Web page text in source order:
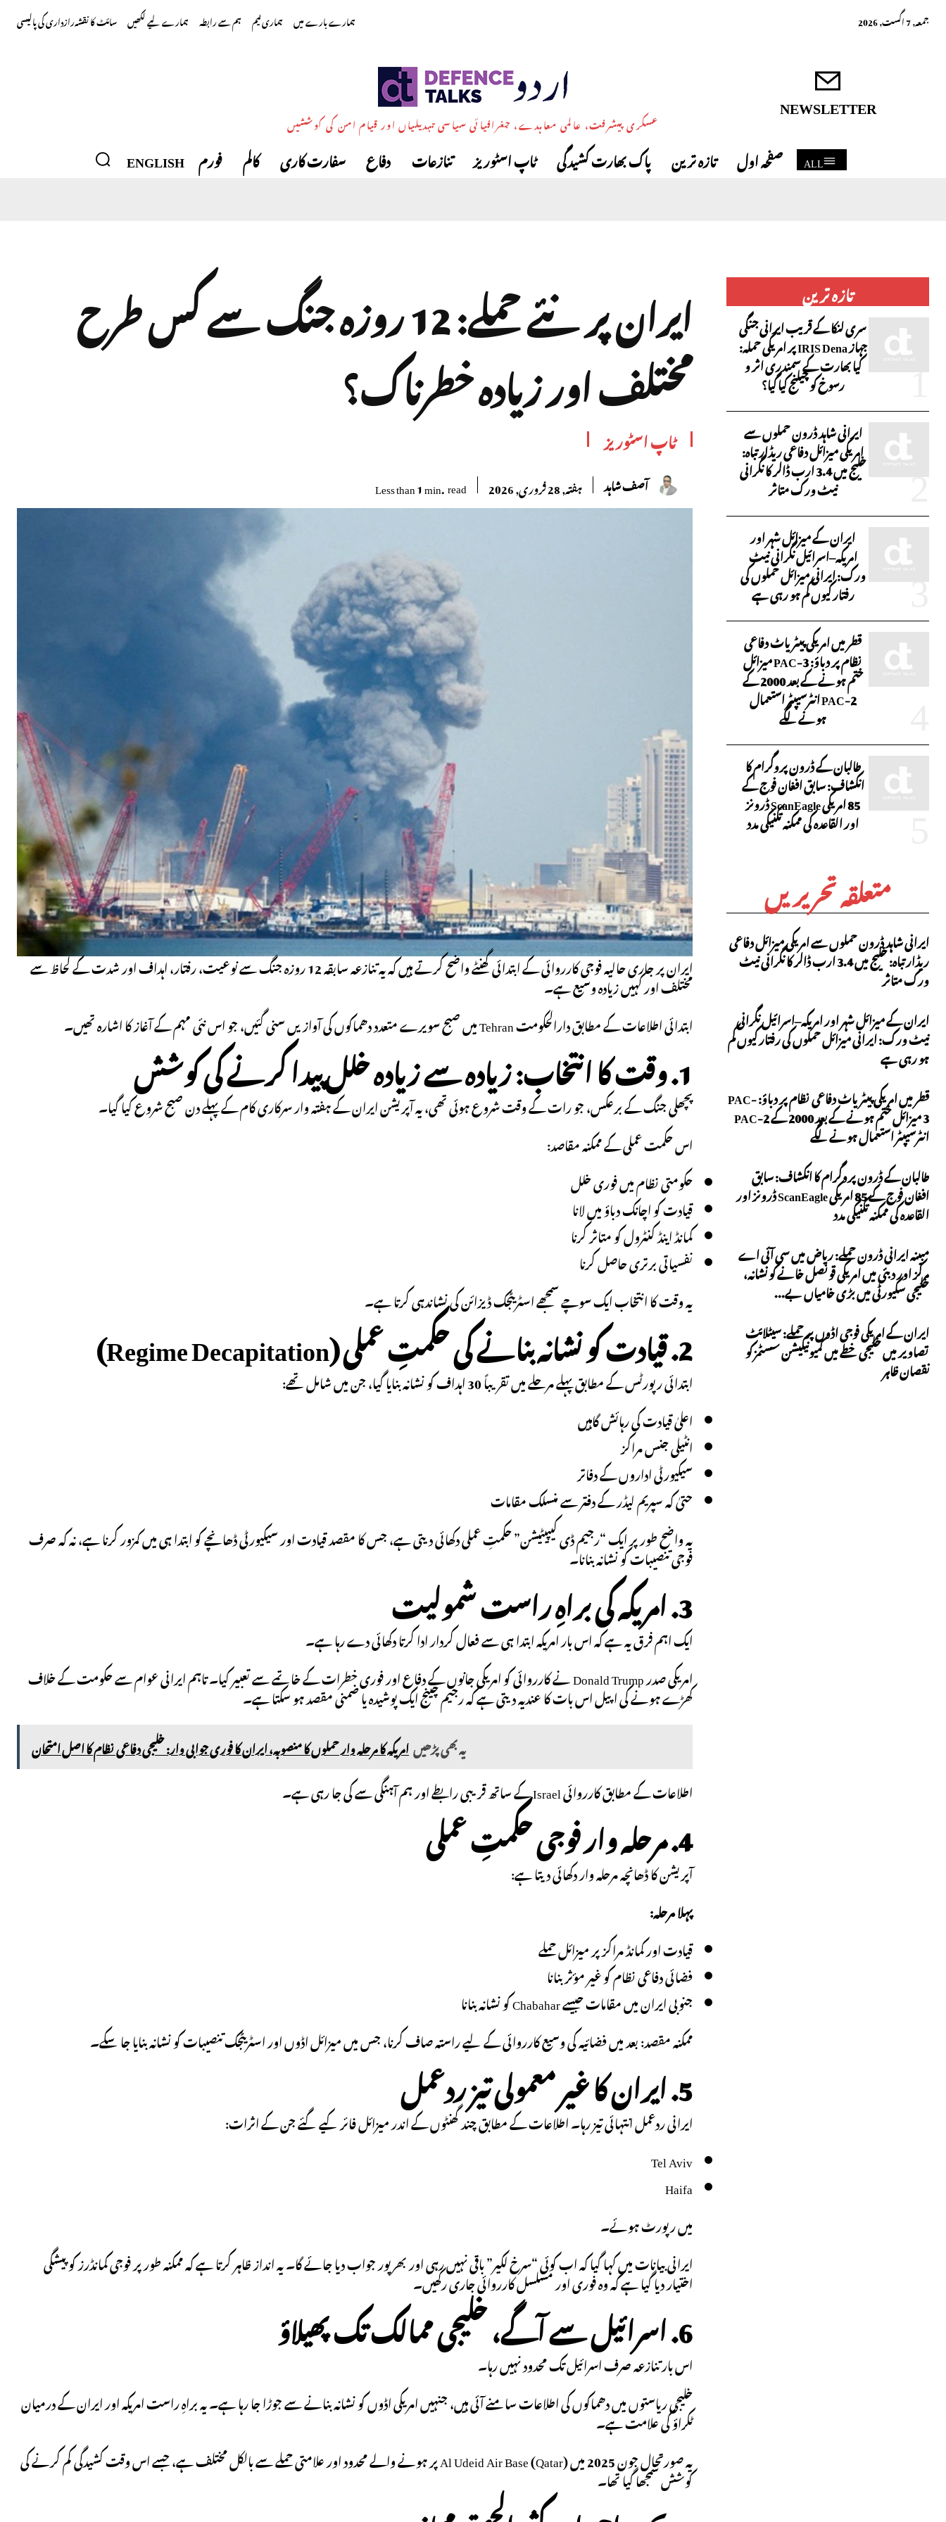
جمعہ, 7 اگست, 2026 ہمارے بارے میں ہماری ٹیم ہم سے رابطہ ہمارے لیے لکھیں سائٹ کا نقشہرازداری کی پالیسی
NEWSLETTER
عسکری پیشرفت، عالمی معاہدے، جغرافیائی سیاسی تبدیلیاں اور قیام امن کی کوششیں
ALL صفحہ اول تازہ ترین پاک بھارت کشیدگی ٹاپ اسٹوریز تنازعات دفاع سفارت کاری کالم فورم ENGLISH
تازہ ترین
سری لنکا کے قریب ایرانی جنگی
جہاز IRIS Dena پر امریکی حملہ:
کیا بھارت کے سمندری اثر و
رسوخ کو چیلنج کیا گیا؟
ایرانی شاہد ڈرون حملوں سے
امریکی میزائل دفاعی ریڈار تباہ:
خلیج میں 3.4 ارب ڈالر کا نگرانی
نیٹ ورک متاثر
ایران کے میزائل شہر اور
امریکہ–اسرائیل نگرانی نیٹ
ورک: ایرانی میزائل حملوں کی
رفتار کیوں کم ہو رہی ہے
قطر میں امریکی پیٹریاٹ دفاعی
نظام پر دباؤ: PAC-3 میزائل
ختم ہونے کے بعد 2000 کے
PAC-2 انٹرسیپٹر استعمال
ہونے لگے
طالبان کے ڈرون پروگرام کا
انکشاف: سابق افغان فوج کے
85 امریکی ScanEagle ڈرونز
اور القاعدہ کی ممکنہ تکنیکی مدد
متعلقہ تحریریں
ایرانی شاہد ڈرون حملوں سے امریکی میزائل دفاعی
ریڈار تباہ: خلیج میں 3.4 ارب ڈالر کا نگرانی نیٹ
ورک متاثر
ایران کے میزائل شہر اور امریکہ–اسرائیل نگرانی
نیٹ ورک: ایرانی میزائل حملوں کی رفتار کیوں کم
ہو رہی ہے
قطر میں امریکی پیٹریاٹ دفاعی نظام پر دباؤ: PAC-
3 میزائل ختم ہونے کے بعد 2000 کے PAC-2
انٹرسیپٹر استعمال ہونے لگے
طالبان کے ڈرون پروگرام کا انکشاف: سابق
افغان فوج کے 85 امریکی ScanEagle ڈرونز اور
القاعدہ کی ممکنہ تکنیکی مدد
مبینہ ایرانی ڈرون حملے: ریاض میں سی آئی اے
مرکز اور دبئی میں امریکی قونصل خانے کو نشانہ،
خلیجی سکیورٹی میں بڑی خامیاں بے...
ایران کے امریکی فوجی اڈوں پر حملے: سیٹلائٹ
تصاویر میں خلیجی خطے میں کمیونیکیشن سسٹمز کو
نقصان ظاہر
ایران پر نئے حملے: 12 روزہ جنگ سے کس طرح
مختلف اور زیادہ خطرناک؟
ٹاپ اسٹوریز
آصف شاہد ہفتہ, 28 فروری, 2026 Less than 1min.read
ایران پر جاری حالیہ فوجی کارروائی کے ابتدائی گھنٹے واضح کرتے ہیں کہ یہ تنازعہ سابقہ 12 روزہ جنگ سے نوعیت، رفتار، اہداف اور شدت کے لحاظ سے
مختلف اور کہیں زیادہ وسیع ہے۔
ابتدائی اطلاعات کے مطابق دارالحکومت Tehran میں صبح سویرے متعدد دھماکوں کی آوازیں سنی گئیں، جو اس نئی مہم کے آغاز کا اشارہ تھیں۔
1. وقت کا انتخاب: زیادہ سے زیادہ خلل پیدا کرنے کی کوشش
پچھلی جنگ کے برعکس، جو رات کے وقت شروع ہوئی تھی، یہ آپریشن ایران کے ہفتہ وار سرکاری کام کے پہلے دن صبح شروع کیا گیا۔
اس حکمت عملی کے ممکنہ مقاصد:
حکومتی نظام میں فوری خلل
قیادت کو اچانک دباؤ میں لانا
کمانڈ اینڈ کنٹرول کو متاثر کرنا
نفسیاتی برتری حاصل کرنا
یہ وقت کا انتخاب ایک سوچے سمجھے اسٹریٹجک ڈیزائن کی نشاندہی کرتا ہے۔
2. قیادت کو نشانہ بنانے کی حکمتِ عملی (Regime Decapitation)
ابتدائی رپورٹس کے مطابق پہلے مرحلے میں تقریباً 30 اہداف کو نشانہ بنایا گیا، جن میں شامل تھے:
اعلیٰ قیادت کی رہائش گاہیں
انٹیلی جنس مراکز
سیکیورٹی اداروں کے دفاتر
حتیٰ کہ سپریم لیڈر کے دفتر سے منسلک مقامات
یہ واضح طور پر ایک “رجیم ڈی کیپیٹیشن” حکمتِ عملی دکھائی دیتی ہے، جس کا مقصد قیادت اور سیکیورٹی ڈھانچے کو ابتدا ہی میں کمزور کرنا ہے، نہ کہ صرف
فوجی تنصیبات کو نشانہ بنانا۔
3. امریکہ کی براہِ راست شمولیت
ایک اہم فرق یہ ہے کہ اس بار امریکہ ابتدا ہی سے فعال کردار ادا کرتا دکھائی دے رہا ہے۔
امریکی صدر Donald Trump نے کارروائی کو امریکی جانوں کے دفاع اور فوری خطرات کے خاتمے سے تعبیر کیا۔ تاہم ایرانی عوام سے حکومت کے خلاف
کھڑے ہونے کی اپیل اس بات کا عندیہ دیتی ہے کہ رجیم چینج ایک پوشیدہ یا ضمنی مقصد ہو سکتا ہے۔
یہ بھی پڑھیںامریکہ کا مرحلہ وار حملوں کا منصوبہ، ایران کا فوری جوابی وار: خلیجی دفاعی نظام کا اصل امتحان
اطلاعات کے مطابق کارروائی Israel کے ساتھ قریبی رابطے اور ہم آہنگی سے کی جا رہی ہے۔
4. مرحلہ وار فوجی حکمتِ عملی
آپریشن کا ڈھانچہ مرحلہ وار دکھائی دیتا ہے:
پہلا مرحلہ:
قیادت اور کمانڈ مراکز پر میزائل حملے
فضائی دفاعی نظام کو غیر مؤثر بنانا
جنوبی ایران میں مقامات جیسے Chabahar کو نشانہ بنانا
ممکنہ مقصد: بعد میں فضائیہ کی وسیع کارروائی کے لیے راستہ صاف کرنا، جس میں میزائل اڈوں اور اسٹریٹجک تنصیبات کو نشانہ بنایا جا سکے۔
5. ایران کا غیر معمولی تیز ردعمل
ایرانی ردعمل انتہائی تیز رہا۔ اطلاعات کے مطابق چند گھنٹوں کے اندر میزائل فائر کیے گئے جن کے اثرات:
Tel Aviv
Haifa
میں رپورٹ ہوئے۔
ایرانی بیانات میں کہا گیا کہ اب کوئی “سرخ لکیر” باقی نہیں رہی اور بھرپور جواب دیا جائے گا۔ یہ انداز ظاہر کرتا ہے کہ ممکنہ طور پر فوجی کمانڈرز کو پیشگی
اختیار دیا گیا ہے کہ وہ فوری اور مسلسل کارروائی جاری رکھیں۔
6. اسرائیل سے آگے، خلیجی ممالک تک پھیلاؤ
اس بار تنازعہ صرف اسرائیل تک محدود نہیں رہا۔
خلیجی ریاستوں میں دھماکوں کی اطلاعات سامنے آئی ہیں، جنہیں امریکی اڈوں کو نشانہ بنانے سے جوڑا جا رہا ہے۔ یہ براہِ راست امریکہ اور ایران کے درمیان
ٹکراؤ کی علامت ہے۔
یہ صورتحال جون 2025 میں Al Udeid Air Base (Qatar) پر ہونے والے محدود اور علامتی حملے سے بالکل مختلف ہے، جسے اس وقت کشیدگی کم کرنے کی
کوشش سمجھا گیا تھا۔